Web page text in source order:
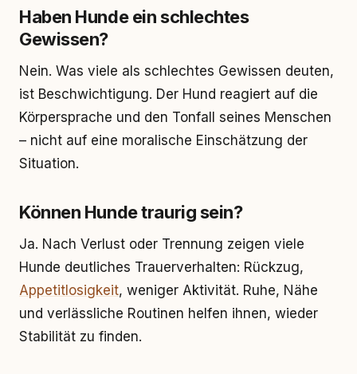
Haben Hunde ein schlechtes
Gewissen?
Nein. Was viele als schlechtes Gewissen deuten,
ist Beschwichtigung. Der Hund reagiert auf die
Körpersprache und den Tonfall seines Menschen
– nicht auf eine moralische Einschätzung der
Situation.
Können Hunde traurig sein?
Ja. Nach Verlust oder Trennung zeigen viele
Hunde deutliches Trauerverhalten: Rückzug,
Appetitlosigkeit, weniger Aktivität. Ruhe, Nähe
und verlässliche Routinen helfen ihnen, wieder
Stabilität zu finden.